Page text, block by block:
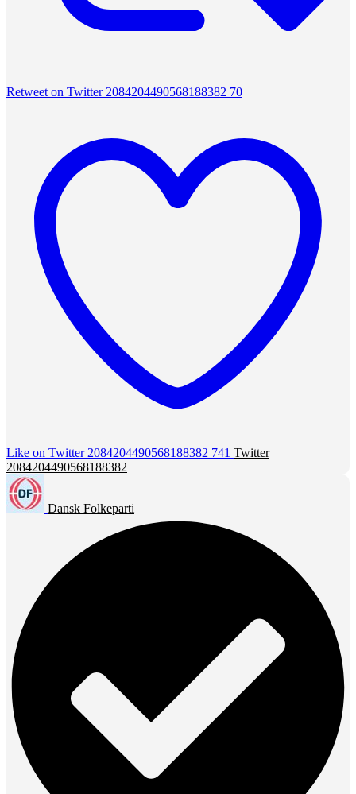
Retweet on Twitter 2084204490568188382 70
Like on Twitter 2084204490568188382 741 Twitter
2084204490568188382
Dansk Folkeparti